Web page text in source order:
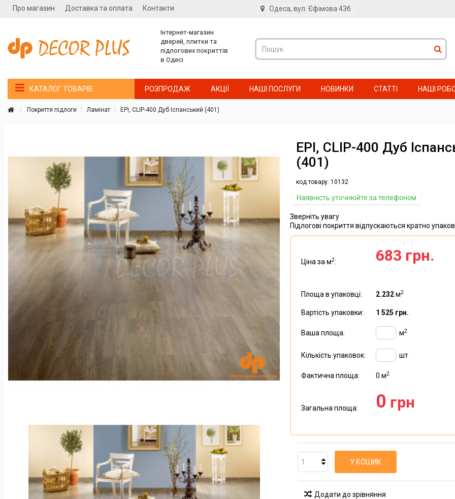
Про магазин Доставка та оплата Контакти Одеса, вул. Єфімова 43б
Інтернет-магазин
дверей, плитки та
підлогових покриттів
в Одесі
КАТАЛОГ ТОВАРІВ РОЗПРОДАЖ АКЦІЇ НАШІ ПОСЛУГИ НОВИНКИ СТАТТІ НАШІ
Покриття підлоги Ламінат EPI, CLIP-400 Дуб Іспанський (401)
EPI, CLIP-400 Дуб
(401)
код товару: 10132
Наявність уточнюйте за телефоном
Зверніть увагу
Підлогові покриття відпускаються кратно
Ціна за м2: 683 грн.
Площа в упаковці: 2.232м2
Вартість упаковки: 1 525 грн.
Ваша площа: м2
Кількість упаковок: шт
Фактична площа: 0 м2
Загальна площа: 0 грн
У КОШИК
Додати до зрівняння